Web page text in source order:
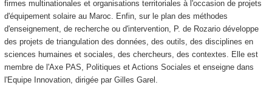
firmes multinationales et organisations territoriales à l'occasion de projets
d'équipement solaire au Maroc. Enfin, sur le plan des méthodes
d'enseignement, de recherche ou d'intervention, P. de Rozario développe
des projets de triangulation des données, des outils, des disciplines en
sciences humaines et sociales, des chercheurs, des contextes. Elle est
membre de l'Axe PAS, Politiques et Actions Sociales et enseigne dans
l'Equipe Innovation, dirigée par Gilles Garel.